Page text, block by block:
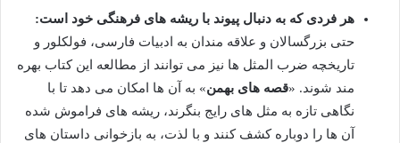
هر فردی که به دنبال پیوند با ریشه های فرهنگی خود است:
حتی بزرگسالان و علاقه مندان به ادبیات فارسی، فولکلور و
تاریخچه ضرب المثل ها نیز می توانند از مطالعه این کتاب بهره
مند شوند. «قصه های بهمن» به آن ها امکان می دهد تا با
نگاهی تازه به مثل های رایج بنگرند، ریشه های فراموش شده
آن ها را دوباره کشف کنند و با لذت، به بازخوانی داستان های